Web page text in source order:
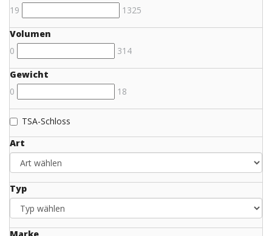
19
1325
Volumen
0
314
Gewicht
0
18
TSA-Schloss
Art
Typ